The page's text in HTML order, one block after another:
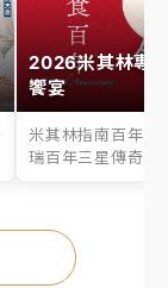
2026米其林專
饗宴
米其林指南百年之
瑞百年三星傳奇、